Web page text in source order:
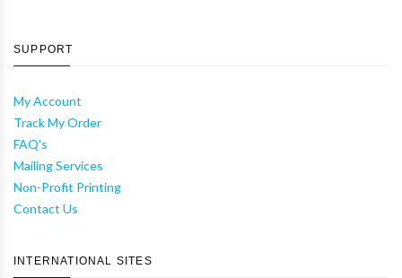
SUPPORT
My Account
Track My Order
FAQ's
Mailing Services
Non-Profit Printing
Contact Us
INTERNATIONAL SITES